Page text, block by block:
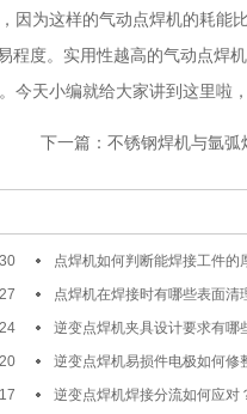
为这样的气动点焊机的耗能
度。实用性越高的气动点焊机
天小编就给大家讲到这里啦，
下一篇： 不锈钢焊机与氩弧
点焊机如何判断能焊接工件的
点焊机在焊接时有哪些表面清
逆变点焊机夹具设计要求有哪
逆变点焊机易损件电极如何修
逆变点焊机焊接分流如何应对